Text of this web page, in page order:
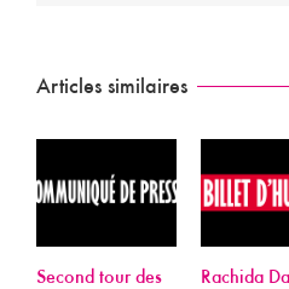
Articles similaires
des
Rachida Dati et le